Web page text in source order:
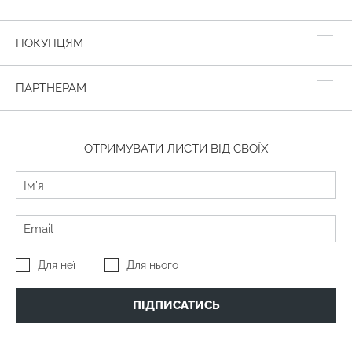
ПОКУПЦЯМ
ПАРТНЕРАМ
ОТРИМУВАТИ ЛИСТИ ВІД СВОЇХ
Для неї Для нього
ПІДПИСАТИСЬ